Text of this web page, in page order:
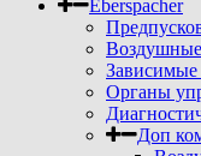
Eberspacher
Воздушные
Зависимые
Органы
Доп